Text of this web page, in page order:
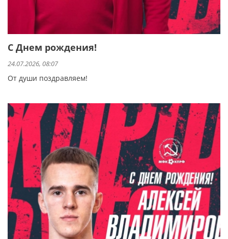
С Днем рождения!
24.07.2026, 08:07
От души поздравляем!